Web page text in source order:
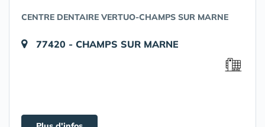
CENTRE DENTAIRE VERTUO-CHAMPS SUR MARNE
77420 - CHAMPS SUR MARNE